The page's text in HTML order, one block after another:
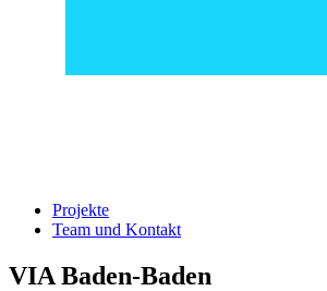
Projekte
Team und Kontakt
VIA Baden-Baden